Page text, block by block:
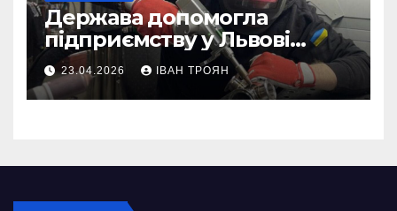
Держава допомогла
підприємству у Львові
відновити виробничі
потужності після атаки
російського БПЛА
23.04.2026 ІВАН ТРОЯН